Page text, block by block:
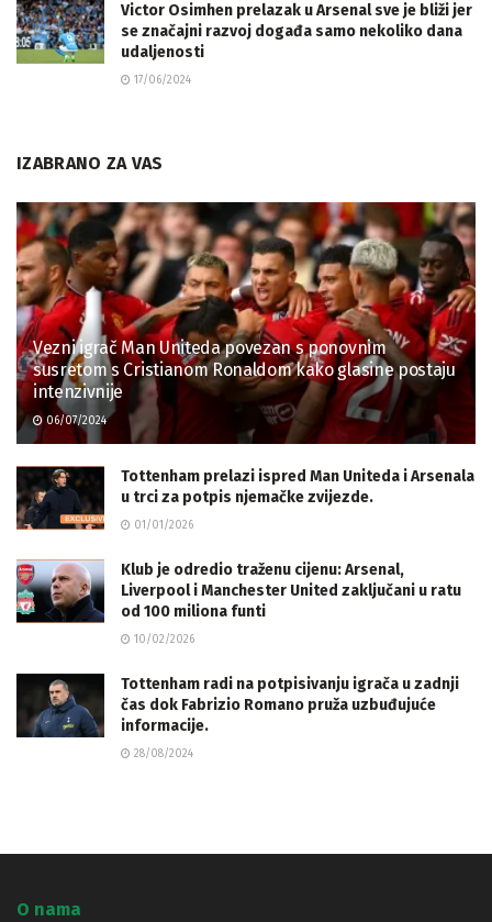
Victor Osimhen prelazak u Arsenal sve je bliži jer
se značajni razvoj događa samo nekoliko dana
udaljenosti
17/06/2024
IZABRANO ZA VAS
Vezni igrač Man Uniteda povezan s ponovnim
susretom s Cristianom Ronaldom kako glasine postaju
intenzivnije
06/07/2024
Tottenham prelazi ispred Man Uniteda i Arsenala
u trci za potpis njemačke zvijezde.
01/01/2026
Klub je odredio traženu cijenu: Arsenal,
Liverpool i Manchester United zaključani u ratu
od 100 miliona funti
10/02/2026
Tottenham radi na potpisivanju igrača u zadnji
čas dok Fabrizio Romano pruža uzbuđujuće
informacije.
28/08/2024
O nama